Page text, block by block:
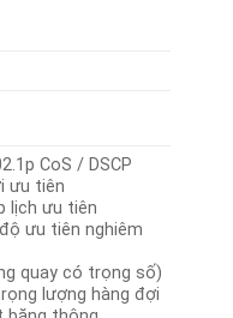
CoS / DSCP
ưu tiên
lịch ưu tiên
ưu tiên nghiêm
quay có trọng số)
lượng hàng đợi